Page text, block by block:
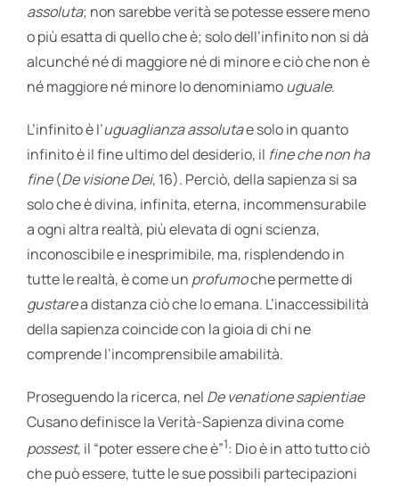
assoluta; non sarebbe verità se potesse essere meno
o più esatta di quello che è; solo dell’infinito non si dà
alcunché né di maggiore né di minore e ciò che non è
né maggiore né minore lo denominiamouguale.
L’infinito è l’uguaglianza assolutae solo in quanto
infinito è il fine ultimo del desiderio, il finechenon ha
fine(De visione Dei, 16). Perciò, della sapienza si sa
solo che è divina, infinita, eterna, incommensurabile
a ogni altra realtà, più elevata di ogni scienza,
inconoscibile e inesprimibile, ma, risplendendo in
tutte le realtà, è come un profumoche permette di
gustarea distanza ciò che lo emana. L’inaccessibilità
della sapienza coincide con la gioia di chi ne
comprende l’incomprensibile amabilità.
Proseguendo la ricerca, nel De venatione sapientiae
Cusano definisce la Verità-Sapienza divina come
possest, il “poter essere che è”1: Dio è in atto tutto ciò
che può essere, tutte le sue possibili partecipazioni